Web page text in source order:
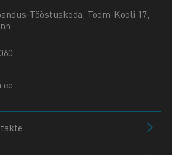
Tööstuskoda, Toom-Kooli 17,